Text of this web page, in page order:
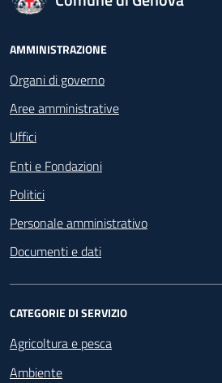
Footer - Navigazione
AMMINISTRAZIONE
Organi di governo
Aree amministrative
Uffici
Enti e Fondazioni
Politici
Personale amministrativo
Documenti e dati
CATEGORIE DI SERVIZIO
Agricoltura e pesca
Ambiente